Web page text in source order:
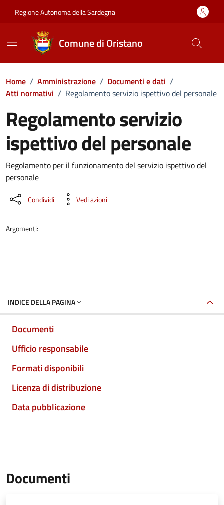
Regione Autonoma della Sardegna
Comune di Oristano
Home / Amministrazione / Documenti e dati /
Atti normativi / Regolamento servizio ispettivo del personale
Regolamento servizio
ispettivo del personale
Dettaglio del documento
Regolamento per il funzionamento del servizio ispettivo del
personale
Condividi Vedi azioni
Argomenti:
INDICE DELLA PAGINA
Documenti
Ufficio responsabile
Formati disponibili
Licenza di distribuzione
Data pubblicazione
Documenti